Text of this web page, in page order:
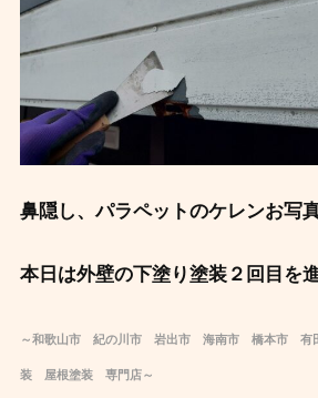
鼻隠し、パラペットのケレンお写
本日は外壁の下塗り塗装２回目を
～和歌山市 紀の川市 岩出市 海南市 橋本市
装 屋根塗装 専門店～